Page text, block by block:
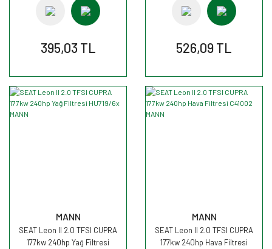
395,03 TL 526,09 TL
MANN
SEAT Leon II 2.0 TFSI CUPRA
177kw 240hp Yağ Filtresi
MANN
SEAT Leon II 2.0 TFSI CUPRA
177kw 240hp Hava Filtresi